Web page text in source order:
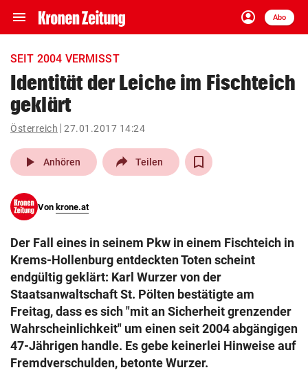
menu Navigation
ein-/ausklappen
account_circle
Anmelden
Abo
close Schließen
account_circle Anmelden
pin_drop
Wien arrow_right
search
eingeben
© Krone Multimedia GmbH & Co KG 2026
Muthgasse 2, 1190 Wien
SEIT 2004 VERMISST
Identität der Leiche im Fischteich
geklärt
Österreich 27.01.2017 14:24
play_arrow Anhören Teilen
Von krone.at
Der Fall eines in seinem Pkw in einem Fischteich in
Krems-Hollenburg entdeckten Toten scheint
endgültig geklärt: Karl Wurzer von der
Staatsanwaltschaft St. Pölten bestätigte am
Freitag, dass es sich "mit an Sicherheit grenzender
Wahrscheinlichkeit" um einen seit 2004 abgängigen
47-Jährigen handle. Es gebe keinerlei Hinweise auf
Fremdverschulden, betonte Wurzer.